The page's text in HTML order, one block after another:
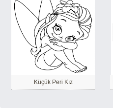
Küçük Peri Kız